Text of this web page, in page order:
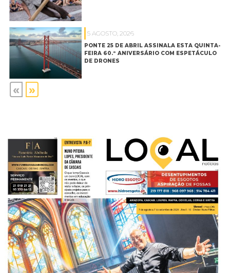
5 AGOSTO, 2026
PONTE 25 DE ABRIL ASSINALA ESTA QUINTA-
FEIRA 60.º ANIVERSÁRIO COM ESPETÁCULO
DE DRONES
« »